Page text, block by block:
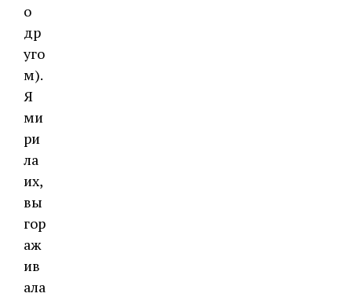
о
др
уго
м).
Я
ми
ри
ла
их,
вы
гор
аж
ив
ала